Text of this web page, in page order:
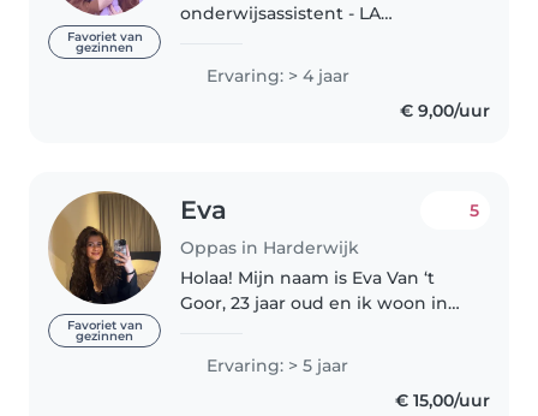
Favoriet van
gezinnen
onderwijsassistent - LA
Boekenworm &
muziekliefhebber :) Hoi hoi, ik
ben Misha (maar m'n vrienden
Ervaring: > 4 jaar
€ 9,00/uur
Favoriet van
gezinnen
Eva
Oppas in Harderwijk
5
Holaa! Mijn naam is Eva Van ‘t
Goor, 23 jaar oud en ik woon in
de cosmetica branche. naast
mijn werk vind ik het super om
met vriendinnen te zijn, maar..
Ervaring: > 5 jaar
€ 15,00/uur